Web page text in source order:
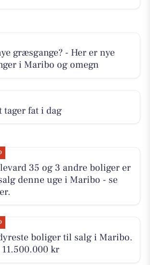
græsgange? - Her er nye
i Maribo og omegn
tager fat i dag
35 og 3 andre boliger er
denne uge i Maribo - se
boliger til salg i Maribo.
kr